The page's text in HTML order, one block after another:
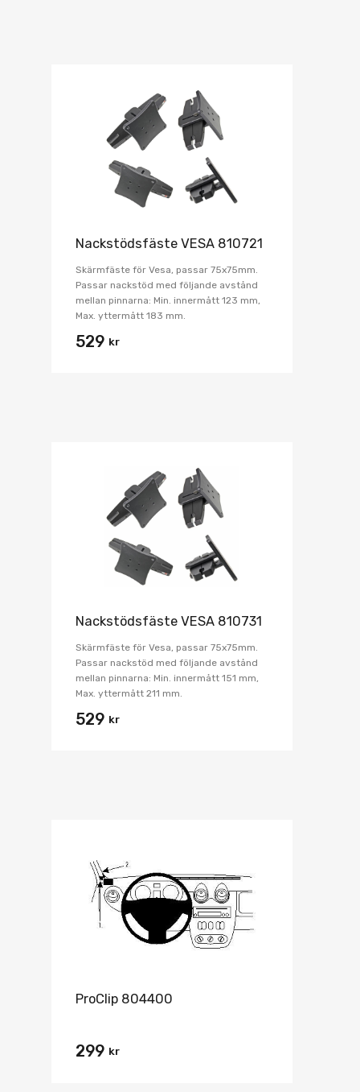
Nackstödsfäste VESA 810721
Skärmfäste för Vesa, passar 75x75mm.
Passar nackstöd med följande avstånd
mellan pinnarna: Min. innermått 123 mm,
Max. yttermått 183 mm.
529 kr
Nackstödsfäste VESA 810731
Skärmfäste för Vesa, passar 75x75mm.
Passar nackstöd med följande avstånd
mellan pinnarna: Min. innermått 151 mm,
Max. yttermått 211 mm.
529 kr
ProClip 804400
299 kr